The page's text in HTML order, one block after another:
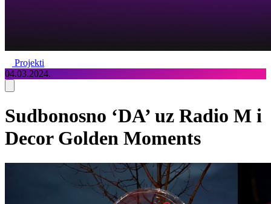
Projekti
04.03.2024.
Sudbonosno ‘DA’ uz Radio M i
Decor Golden Moments